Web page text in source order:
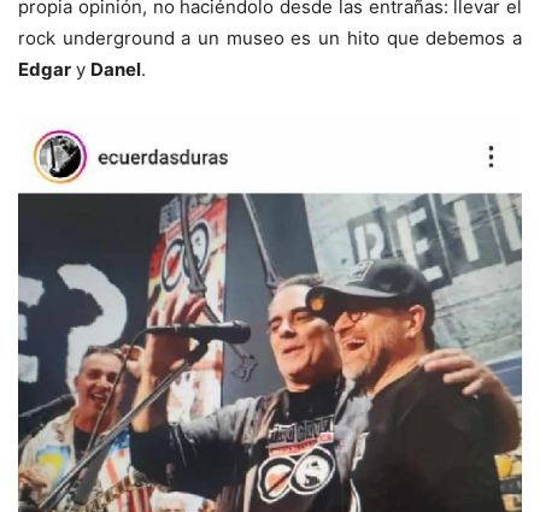
propia opinión, no haciéndolo desde las entrañas: llevar el
rock underground a un museo es un hito que debemos a
Edgar y Danel.